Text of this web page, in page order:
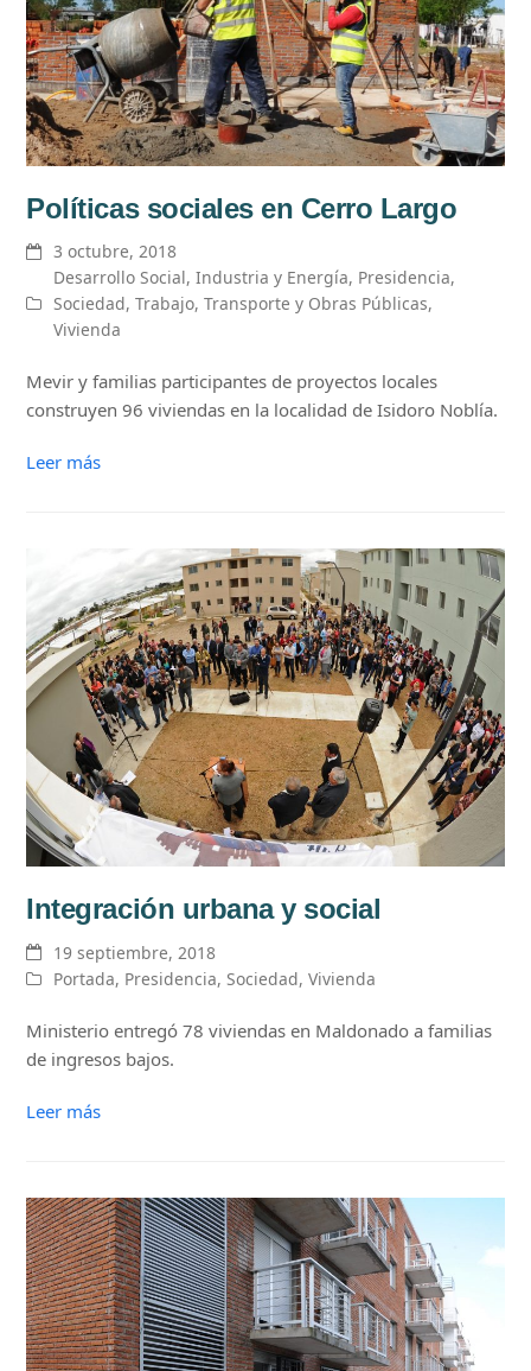
Políticas sociales en Cerro Largo
3 octubre, 2018
Desarrollo Social,Industria y Energía, Presidencia,
Sociedad,Trabajo,Transporte y Obras Públicas,
Vivienda
Mevir y familias participantes de proyectos locales
construyen 96 viviendas en la localidad de Isidoro Noblía.
Leer más
Integración urbana y social
19 septiembre, 2018
Portada, Presidencia,Sociedad,Vivienda
Ministerio entregó 78 viviendas en Maldonado a familias
de ingresos bajos.
Leer más